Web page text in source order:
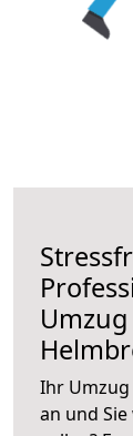
Ihr
an und